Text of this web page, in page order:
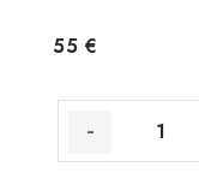
55 €